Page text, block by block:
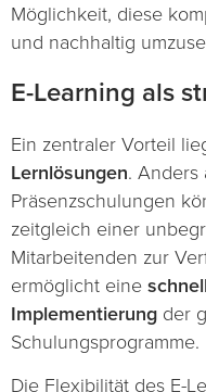
Möglichkeit, diese
und nachhaltig
E-Learning als
Ein zentraler Vorteil
Lernlösungen. Anders
Präsenzschulungen
zeitgleich einer
Mitarbeitenden zur
ermöglicht eine
Implementierung der
Schulungsprogramme.
Die Flexibilität des E-